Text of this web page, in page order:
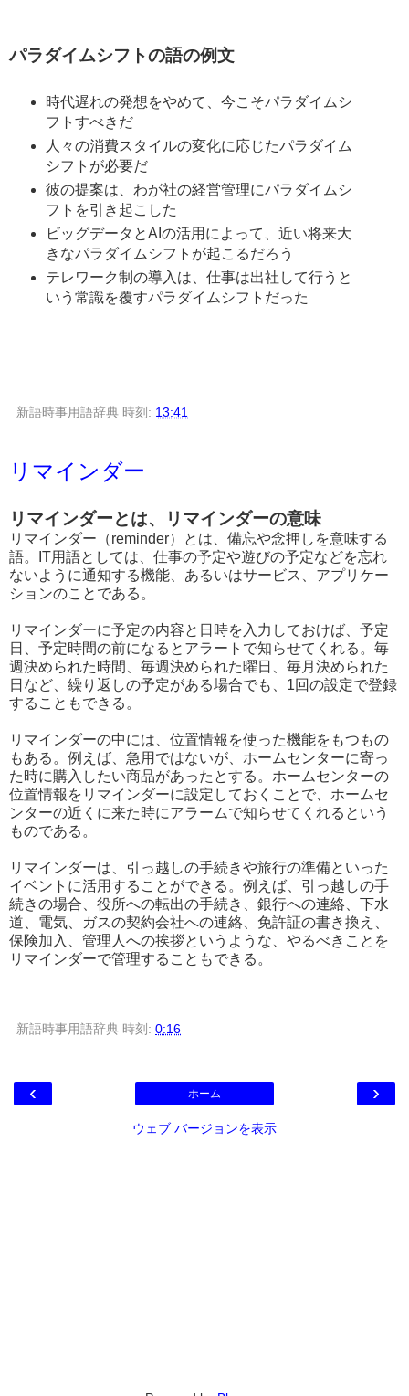
パラダイムシフトの語の例文
時代遅れの発想をやめて、今こそパラダイムシ
フトすべきだ
人々の消費スタイルの変化に応じたパラダイム
シフトが必要だ
彼の提案は、わが社の経営管理にパラダイムシ
フトを引き起こした
ビッグデータとAIの活用によって、近い将来大
きなパラダイムシフトが起こるだろう
テレワーク制の導入は、仕事は出社して行うと
いう常識を覆すパラダイムシフトだった
新語時事用語辞典 時刻: 13:41
リマインダー
リマインダーとは、リマインダーの意味
リマインダー（reminder）とは、備忘や念押しを意味する
語。IT用語としては、仕事の予定や遊びの予定などを忘れ
ないように通知する機能、あるいはサービス、アプリケー
ションのことである。
リマインダーに予定の内容と日時を入力しておけば、予定
日、予定時間の前になるとアラートで知らせてくれる。毎
週決められた時間、毎週決められた曜日、毎月決められた
日など、繰り返しの予定がある場合でも、1回の設定で登録
することもできる。
リマインダーの中には、位置情報を使った機能をもつもの
もある。例えば、急用ではないが、ホームセンターに寄っ
た時に購入したい商品があったとする。ホームセンターの
位置情報をリマインダーに設定しておくことで、ホームセ
ンターの近くに来た時にアラームで知らせてくれるという
ものである。
リマインダーは、引っ越しの手続きや旅行の準備といった
イベントに活用することができる。例えば、引っ越しの手
続きの場合、役所への転出の手続き、銀行への連絡、下水
道、電気、ガスの契約会社への連絡、免許証の書き換え、
保険加入、管理人への挨拶というような、やるべきことを
リマインダーで管理することもできる。
新語時事用語辞典 時刻: 0:16
‹ ›
ホーム
ウェブ バージョンを表示